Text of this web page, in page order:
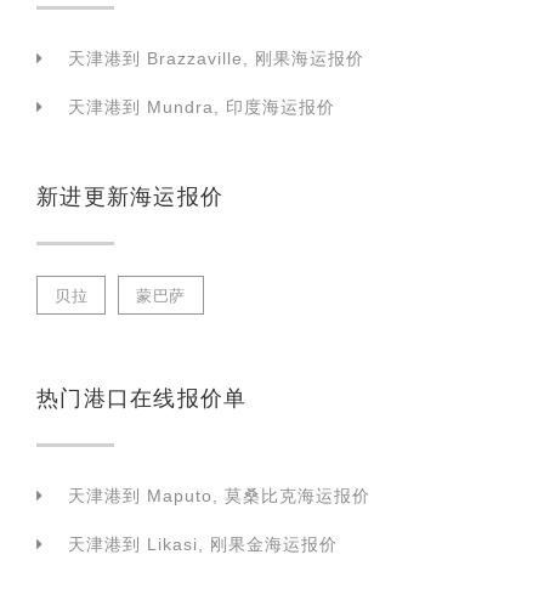
天津港到 Brazzaville, 刚果海运报价
天津港到 Mundra, 印度海运报价
新进更新海运报价
贝拉 蒙巴萨
热门港口在线报价单
天津港到 Maputo, 莫桑比克海运报价
天津港到 Likasi, 刚果金海运报价